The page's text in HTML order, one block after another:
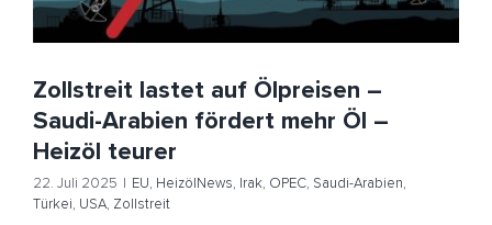
Zollstreit lastet auf Ölpreisen –
Saudi-Arabien fördert mehr Öl –
Heizöl teurer
22. Juli 2025 | EU, HeizölNews, Irak, OPEC, Saudi-Arabien,
Türkei, USA, Zollstreit